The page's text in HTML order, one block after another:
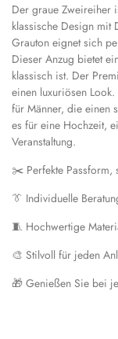
Der graue Zweireiher
klassische Design mit
Grauton eignet sich
Dieser Anzug bietet
klassisch ist. Der
einen luxuriösen
für Männer, die einen
es für eine Hochzeit,
Veranstaltung.
✂️ Perfekte Passform,
👔 Individuelle
🧵 Hochwertige
🎨 Stilvoll für jeden
🎁 Genießen Sie bei